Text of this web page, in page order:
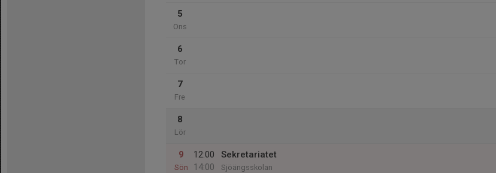
5
Ons
6
Tor
7
Fre
8
Lör
9
Sön
12:00
14:00
Sekretariatet
Sjöängsskolan